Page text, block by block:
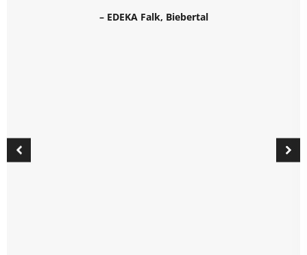
– EDEKA Falk, Biebertal